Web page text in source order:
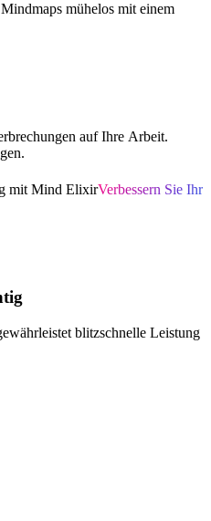
mühelos mit einem
auf Ihre Arbeit.
mit Mind ElixirVerbessern Sie Ihr
blitzschnelle Leistung